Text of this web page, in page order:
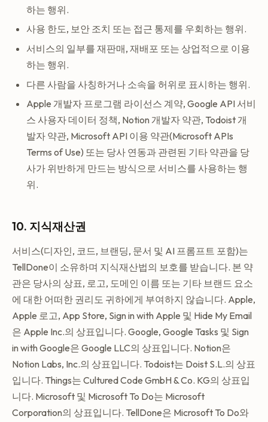
하는 행위.
사용 한도, 보안 조치 또는 접근 통제를 우회하는 행위.
서비스의 일부를 재판매, 재배포 또는 상업적으로 이용
하는 행위.
다른 사람을 사칭하거나 소속을 허위로 표시하는 행위.
Apple 개발자 프로그램 라이선스 계약, Google API 서비
스 사용자 데이터 정책, Notion 개발자 약관, Todoist 개
발자 약관, Microsoft API 이용 약관(Microsoft APIs
Terms of Use) 또는 당사 연동과 관련된 기타 약관을 당
사가 위반하게 만드는 방식으로 서비스를 사용하는 행
위.
10. 지식재산권
서비스(디자인, 코드, 브랜딩, 문서 및 AI 프롬프트 포함)는
TellDone이 소유하며 지식재산법의 보호를 받습니다. 본 약
관은 당사의 상표, 로고, 도메인 이름 또는 기타 브랜드 요소
에 대한 어떠한 권리도 귀하에게 부여하지 않습니다. Apple,
Apple 로고, App Store, Sign in with Apple 및 Hide My Email
은 Apple Inc.의 상표입니다. Google, Google Tasks 및 Sign
in with Google은 Google LLC의 상표입니다. Notion은
Notion Labs, Inc.의 상표입니다. Todoist는 Doist S.L.의 상표
입니다. Things는 Cultured Code GmbH & Co. KG의 상표입
니다. Microsoft 및 Microsoft To Do는 Microsoft
Corporation의 상표입니다. TellDone은 Microsoft To Do와